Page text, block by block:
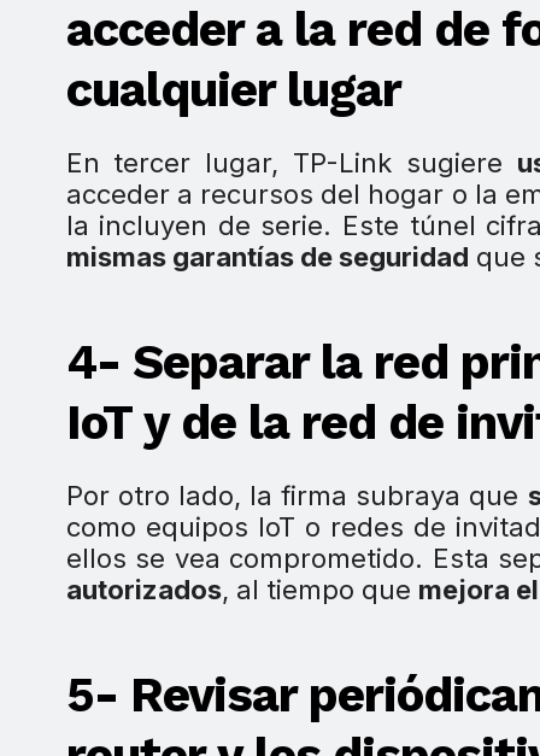
acceder a la red de
cualquier lugar
En tercer lugar, TP-Link sugiere
acceder a recursos del hogar o la
la incluyen de serie. Este túnel
mismas garantías de seguridad que
4- Separar la red
IoT y de la red de
Por otro lado, la firma subraya que
como equipos IoT o redes de
ellos se vea comprometido. Esta
autorizados, al tiempo que mejora
5- Revisar